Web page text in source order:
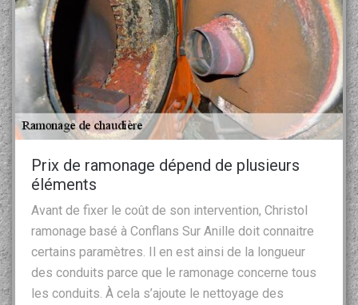
Prix de ramonage dépend de plusieurs
éléments
Avant de fixer le coût de son intervention, Christol
ramonage basé à Conflans Sur Anille doit connaitre
certains paramètres. Il en est ainsi de la longueur
des conduits parce que le ramonage concerne tous
les conduits. À cela s’ajoute le nettoyage des